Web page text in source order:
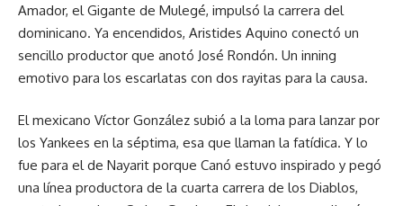
Amador, el Gigante de Mulegé, impulsó la carrera del
dominicano. Ya encendidos, Aristides Aquino conectó un
sencillo productor que anotó José Rondón. Un inning
emotivo para los escarlatas con dos rayitas para la causa.
El mexicano Víctor González subió a la loma para lanzar por
los Yankees en la séptima, esa que llaman la fatídica. Y lo
fue para el de Nayarit porque Canó estuvo inspirado y pegó
una línea productora de la cuarta carrera de los Diablos,